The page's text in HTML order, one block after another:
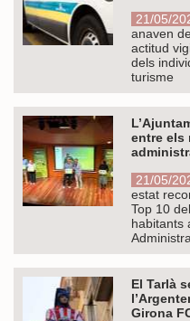
21/05/
anaven
actitud
dels
turisme
entre els
21/05/
estat
Top 10
habitants
El Tarlà
Girona